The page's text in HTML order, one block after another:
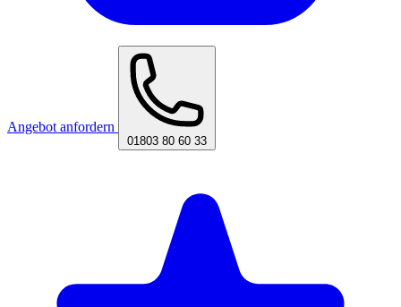
Angebot anfordern
01803 80 60 33